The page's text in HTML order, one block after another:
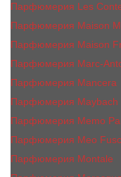
Парфюмерия Les
Парфюмерия Maison
Парфюмерия Maison
Парфюмерия Marc-
Парфюмерия Mancera
Парфюмерия Maybach
Парфюмерия Memo
Парфюмерия Meo
Парфюмерия Montale